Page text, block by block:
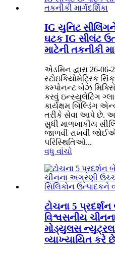
IG યુનિટ
ઘટક IG સીલંટ
માટેની તકનીકી
એડમિન દ્વારા 26-06-
સ્ટોઇકિયોમેટ્રિક
કમ્પોનન્ટ બેઝ
કરવું ઇન્સ્યુલેટિંગ
કાર્યક્ષમ બિલ્ડિંગ
તરીકે સેવા આપે છે.
સુધી માળખાકીય
જાળવી રાખવી
પરિસ્થિતિઓ...
વધુ વાંચો
ટોચના 5
વિશ્વસનીય
મોડ્યુલસ ન્યુટ્રલ
વ્યાખ્યાયિત કરે